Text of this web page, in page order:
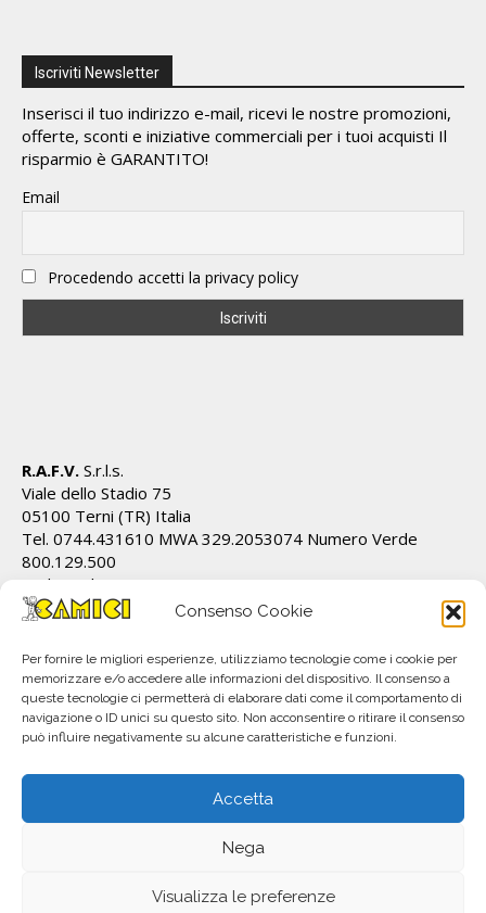
Consenso Cookie
Per fornire le migliori esperienze, utilizziamo tecnologie come i cookie per
memorizzare e/o accedere alle informazioni del dispositivo. Il consenso a
queste tecnologie ci permetterà di elaborare dati come il comportamento di
navigazione o ID unici su questo sito. Non acconsentire o ritirare il consenso
può influire negativamente su alcune caratteristiche e funzioni.
Accetta
Nega
Visualizza le preferenze
Iscriviti Newsletter
Inserisci il tuo indirizzo e-mail, ricevi le nostre promozioni,
offerte, sconti e iniziative commerciali per i tuoi acquisti Il
risparmio è GARANTITO!
Email
Procedendo accetti la privacy policy
R.A.F.V. S.r.l.s.
Viale dello Stadio 75
05100 Terni (TR) Italia
Tel. 0744.431610 MWA 329.2053074 Numero Verde
800.129.500
Cod.Fiscale/P.IVA IT01628820555 REA TR 112162
info@ecamici.it www.ecamici.it
All material © R.A.F.V. S.r.l.. Copyright 2023. Subject to change without notice.
info@ecamici.it